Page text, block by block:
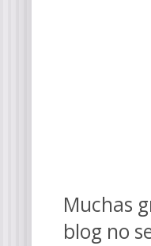
Muchas
blog no